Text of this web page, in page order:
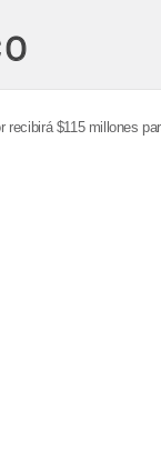
recibirá $115 millones